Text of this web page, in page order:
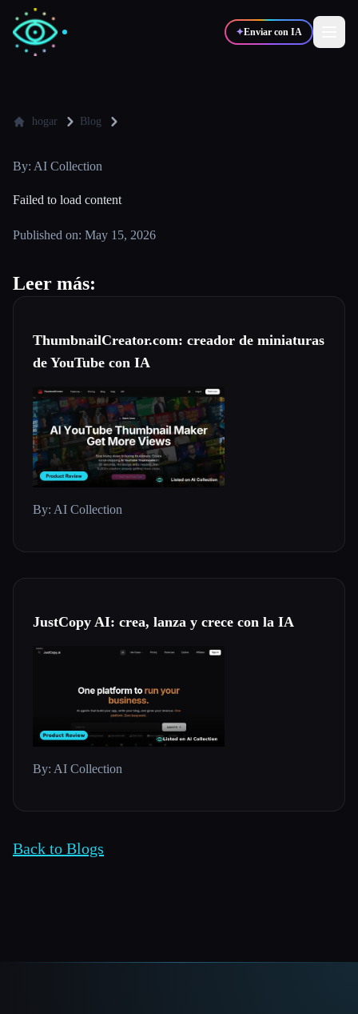
✦Enviar con IA
✍️ Escritores
💻Desarrolladores
🎓 Estudiantes
Todas las categorías
Acerca de
hogar Blog
By: AI Collection
Failed to load content
Published on: May 15, 2026
Leer más:
ThumbnailCreator.com: creador de miniaturas
de YouTube con IA
By: AI Collection
JustCopy AI: crea, lanza y crece con la IA
By: AI Collection
Back to Blogs